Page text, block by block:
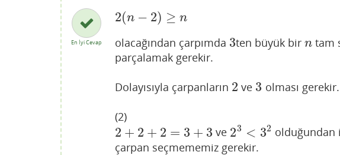
En İyi Cevap
2(n − 2) ≥ n
2 (n−2)≥ n
olacağından çarpımda 3
3ten büyük birn
n tam
parçalamak gerekir.
Dolayısıyla çarpanların 2
2 ve 3
3 olması gerekir.
(2)
2 + 2 + 2 = 3 + 3
2 +2+2 =3 +3 ve 23 < 32
23 <32 olduğundan
çarpan seçmememiz gerekir.